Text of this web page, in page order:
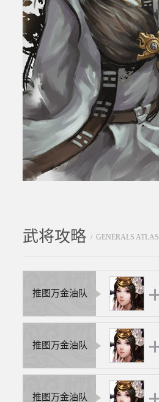
武将攻略 / GENERALS ATLAS
推图万金油队
推图万金油队
推图万金油队